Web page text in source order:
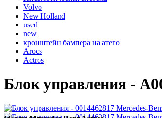
Volvo
New Holland
used
new
кронштейн бампера на атего
Arocs
Actros
Блок управления -